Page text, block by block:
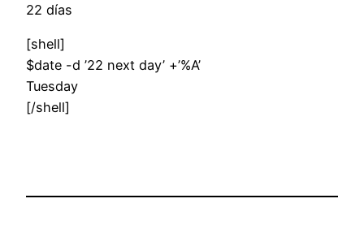
22 días
[shell]
$date -d ’22 next day’ +’%A’
Tuesday
[/shell]